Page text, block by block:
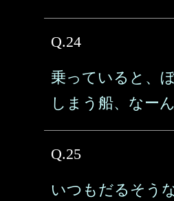
Q.24
乗っていると、
しまう船、なー
Q.25
いつもだるそう